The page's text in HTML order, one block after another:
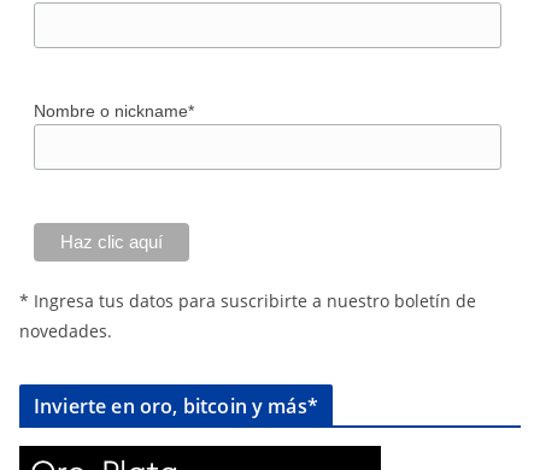
Nombre o nickname*
* Ingresa tus datos para suscribirte a nuestro boletín de
novedades.
Invierte en oro, bitcoin y más*